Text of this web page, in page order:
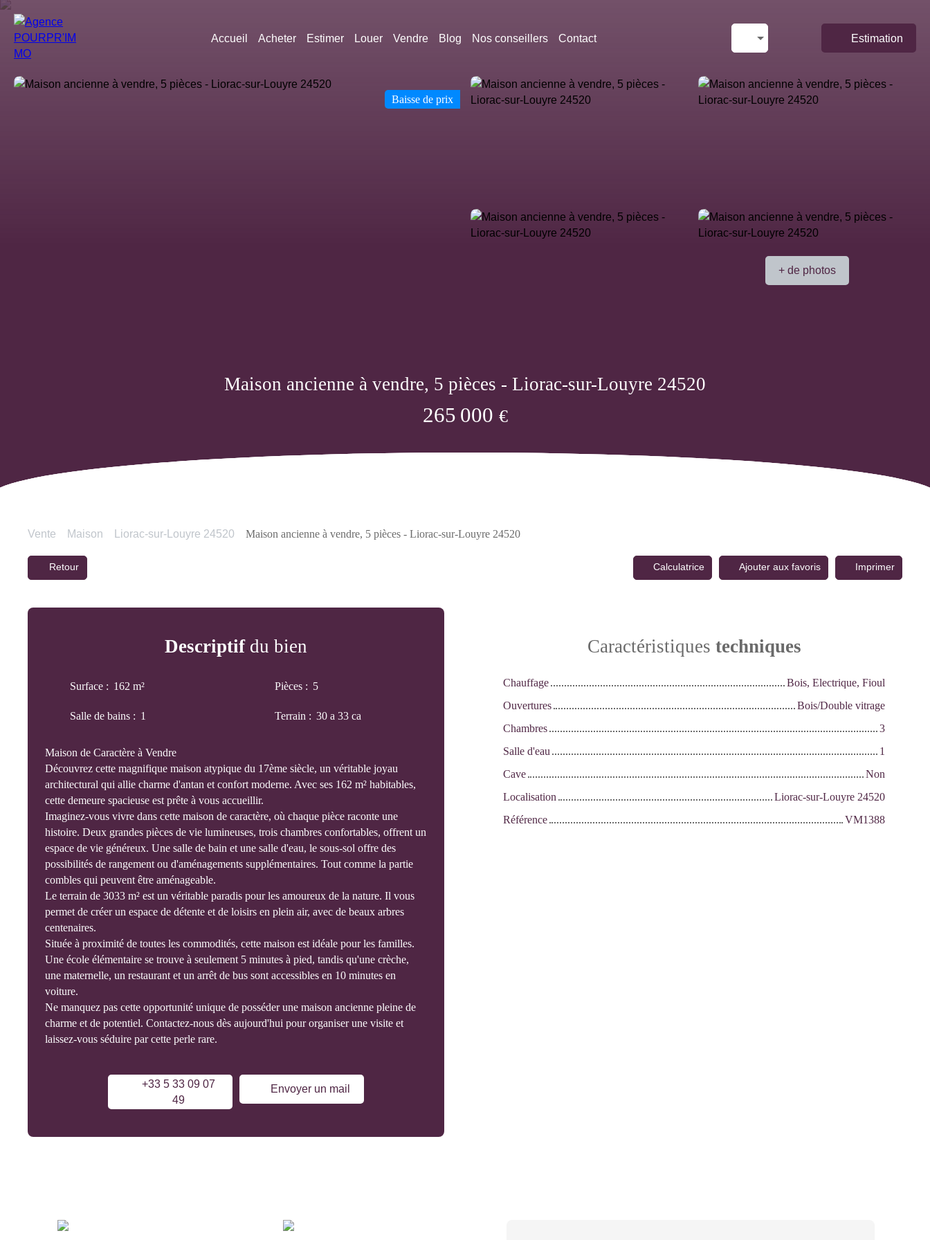
Accueil Acheter Estimer Louer Vendre Blog Nos conseillers Contact Estimation
Baisse de prix
+ de photos
Maison ancienne à vendre, 5 pièces - Liorac-sur-Louyre 24520
265 000 €
Vente Maison Liorac-sur-Louyre 24520 Maison ancienne à vendre, 5 pièces - Liorac-sur-Louyre 24520
Retour Calculatrice Ajouter aux favoris Imprimer
Descriptifdu bien
Surface : 162 m² Pièces : 5
Salle de bains : 1 Terrain : 30 a 33 ca
Maison de Caractère à Vendre
Découvrez cette magnifique maison atypique du 17ème siècle, un véritable joyau
architectural qui allie charme d'antan et confort moderne. Avec ses 162 m² habitables,
cette demeure spacieuse est prête à vous accueillir.
Imaginez-vous vivre dans cette maison de caractère, où chaque pièce raconte une
histoire. Deux grandes pièces de vie lumineuses, trois chambres confortables, offrent un
espace de vie généreux. Une salle de bain et une salle d'eau, le sous-sol offre des
possibilités de rangement ou d'aménagements supplémentaires. Tout comme la partie
combles qui peuvent être aménageable.
Le terrain de 3033 m² est un véritable paradis pour les amoureux de la nature. Il vous
permet de créer un espace de détente et de loisirs en plein air, avec de beaux arbres
centenaires.
Située à proximité de toutes les commodités, cette maison est idéale pour les familles.
Une école élémentaire se trouve à seulement 5 minutes à pied, tandis qu'une crèche,
une maternelle, un restaurant et un arrêt de bus sont accessibles en 10 minutes en
voiture.
Ne manquez pas cette opportunité unique de posséder une maison ancienne pleine de
charme et de potentiel. Contactez-nous dès aujourd'hui pour organiser une visite et
laissez-vous séduire par cette perle rare.
+33 5 33 09 07
49
Envoyer un mail
Caractéristiques techniques
Chauffage
Bois, Electrique, Fioul
Ouvertures
Bois/Double vitrage
Chambres
3
Salle d'eau
1
Cave
Non
Localisation
Liorac-sur-Louyre 24520
Référence
VM1388